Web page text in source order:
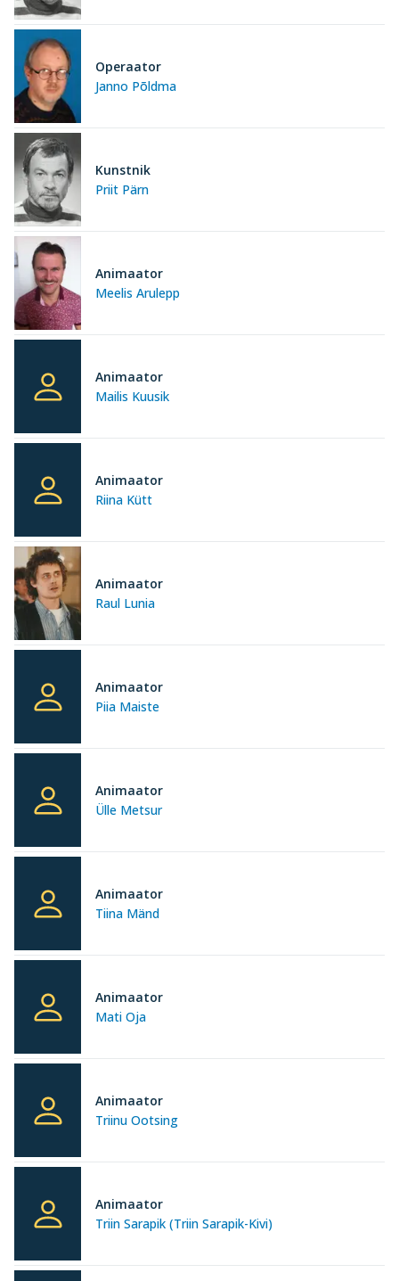
Janno Põldma
Operaator
Priit Pärn
Kunstnik
Meelis Arulepp
Animaator
Mailis Kuusik
Animaator
Riina Kütt
Animaator
Raul Lunia
Animaator
Piia Maiste
Animaator
Ülle Metsur
Animaator
Tiina Mänd
Animaator
Mati Oja
Animaator
Triinu Ootsing
Animaator
Triin Sarapik (Triin Sarapik-Kivi)
Animaator